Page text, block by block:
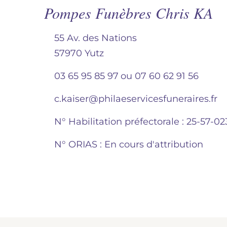
Pompes Funèbres Chris KA
55 Av. des Nations
57970 Yutz
03 65 95 85 97 ou 07 60 62 91 56
c.kaiser@philaeservicesfuneraires.fr
N° Habilitation préfectorale : 25-57-
N° ORIAS : En cours d'attribution